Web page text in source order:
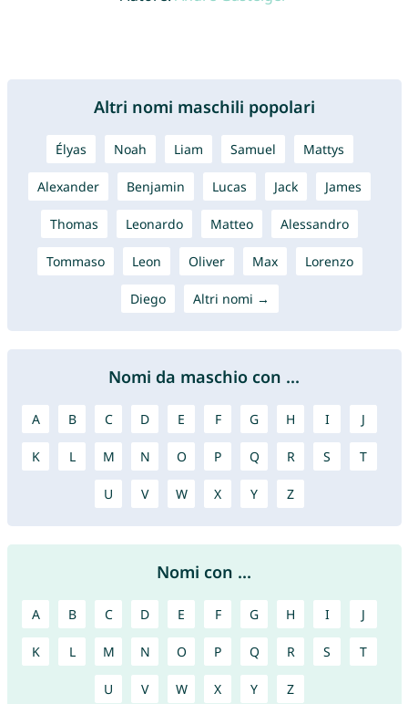
Altri nomi maschili popolari
Élyas Noah Liam Samuel Mattys
Alexander Benjamin Lucas Jack James
Thomas Leonardo Matteo Alessandro
Tommaso Leon Oliver Max Lorenzo
Diego Altri nomi →
Nomi da maschio con ...
A B C D E F G H I J
K L M N O P Q R S T
U V W X Y Z
Nomi con ...
A B C D E F G H I J
K L M N O P Q R S T
U V W X Y Z